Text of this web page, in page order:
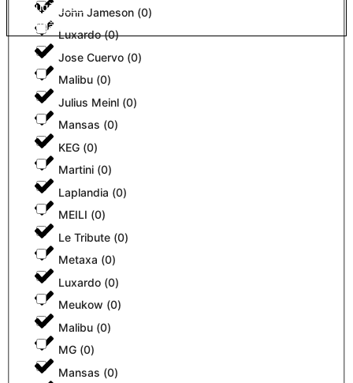
Luxardo(0)
Malibu (0)
Mansas (0)
Martini (0)
MEILI (0)
Metaxa (0)
Meukow (0)
MG (0)
John Jameson (0)
Jose Cuervo (0)
Julius Meinl (0)
KEG (0)
Laplandia (0)
Le Tribute (0)
Luxardo (0)
Malibu (0)
Mansas (0)
Adaugă în coș
Adaugă în coș